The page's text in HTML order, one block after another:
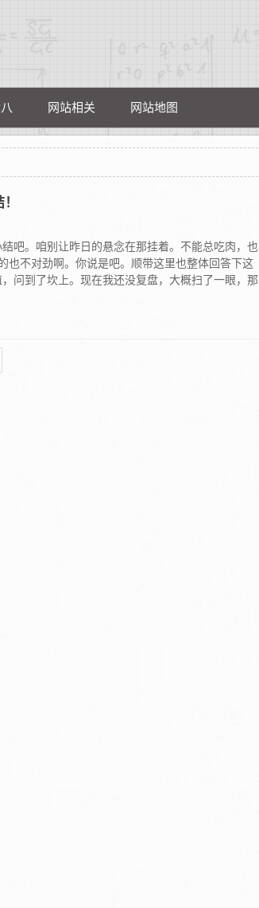
网站相关 网站地图
吧。咱别让昨日的悬念在那挂着。不能总吃肉，也
也不对劲啊。你说是吧。顺带这里也整体回答下这
问到了坎上。现在我还没复盘，大概扫了一眼，那